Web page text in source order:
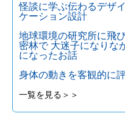
怪談に学ぶ伝わるデザ
ケーション設計
地球環境の研究所に飛
密林で 大迷子になりな
になったお話
身体の動きを客観的に
一覧を見る＞＞